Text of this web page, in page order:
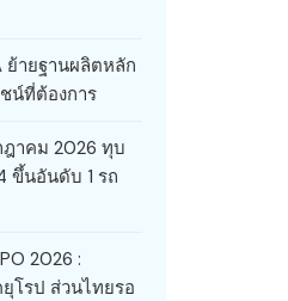
ย้ายฐานผลิตหลัก
น์ที่ต้องการ
ฎาคม 2026 ทุบ
ขึ้นอันดับ 1 รถ
2026 :
ยุโรป ส่วนไทยรอ